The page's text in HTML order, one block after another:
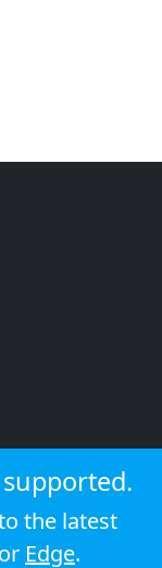
the latest
Edge.